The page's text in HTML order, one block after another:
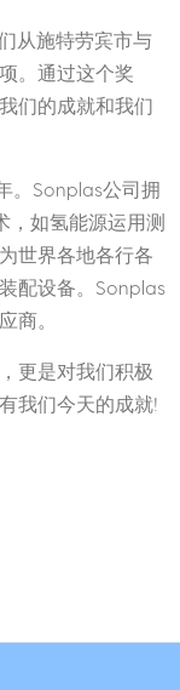
从施特劳宾市与
。通过这个奖
们的成就和我们
。Sonplas公司拥
，如氢能源运用测
世界各地各行各
配设备。Sonplas
商。
更是对我们积极
我们今天的成就!